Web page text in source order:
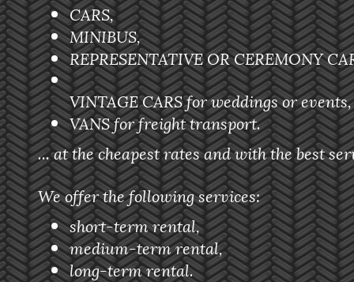
CARS,
MINIBUS,
REPRESENTATIVE OR CEREMONY
VINTAGE CARS for weddings or events,
VANS for freight transport.
... at the cheapest rates and with the best
We offer the following services:
short-term rental,
medium-term rental,
long-term rental.